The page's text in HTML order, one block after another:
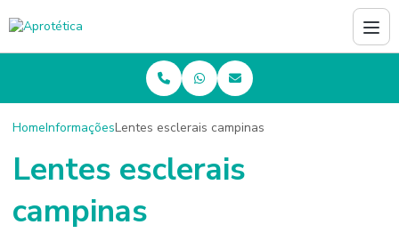
HomeInformaçõesLentes esclerais campinas
Lentes esclerais
campinas